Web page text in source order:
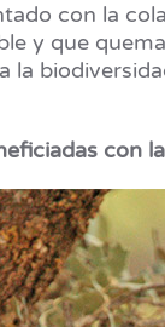
con la
y que
con